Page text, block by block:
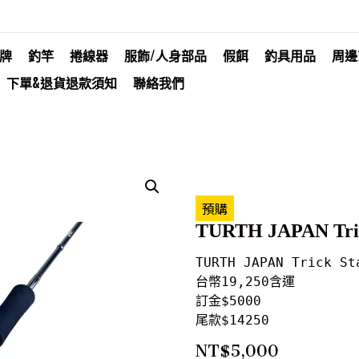
釣竿 捲線器 服飾/人身部品 假餌 釣具用品 周
下單&退貨退款須知
聯絡我們
預購
TURTH JAPAN
TURTH JAPAN Trick
台幣19,250含運
訂金$5000
尾款$14250
NT$5,000